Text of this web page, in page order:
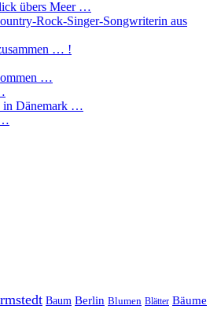
übers Meer …
Rock-Singer-Songwriterin aus
… !
…
in Dänemark …
…
Baum Berlin Blumen Blätter Bäume